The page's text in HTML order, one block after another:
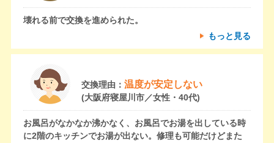
壊れる前で交換を進められた。
もっと見る
交換理由： 温度が安定しない
(大阪府寝屋川市／女性・40代)
お風呂がなかなか沸かなく、お風呂でお湯を出している時
に2階のキッチンでお湯が出ない。修理も可能だけどまた